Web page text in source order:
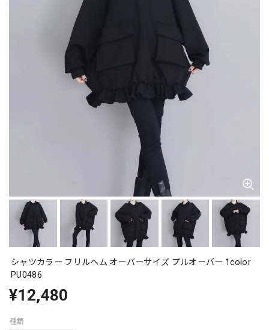
シャツカラー フリルヘム オーバーサイズ プルオーバー 1color
PU0486
¥12,480
種類